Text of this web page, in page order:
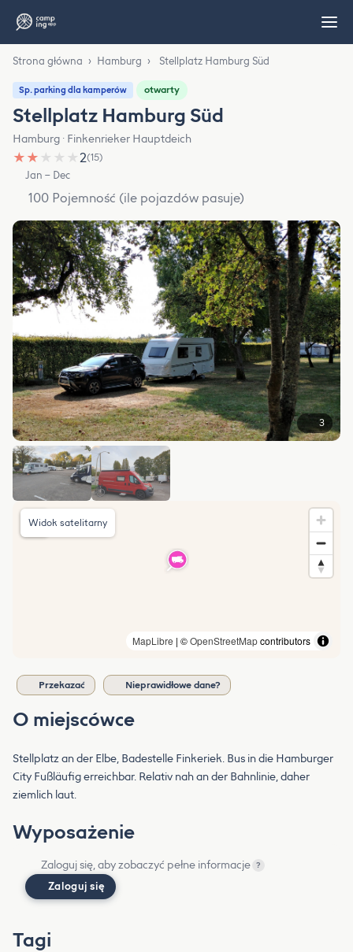
Strona główna › Hamburg › Stellplatz Hamburg Süd
Sp. parking dla kamperów otwarty
Stellplatz Hamburg Süd
Hamburg · Finkenrieker Hauptdeich
★ ★ ★ ★ ★2(15)
Jan – Dec
100 Pojemność (ile pojazdów pasuje)
3
MapLibre | ©OpenStreetMapcontributors
Widok satelitarny
Przekazać Nieprawidłowe dane?
O miejscówce
Stellplatz an der Elbe, Badestelle Finkeriek. Bus in die Hamburger
City Fußläufig erreichbar. Relativ nah an der Bahnlinie, daher
ziemlich laut.
Wyposażenie
Zaloguj się, aby zobaczyć pełne informacje ?
Zaloguj się
Tagi